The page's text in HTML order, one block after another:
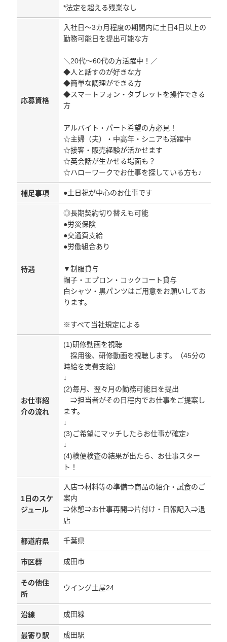
*法定を超える残業なし
応募資格
入社日～3カ月程度の期間内に土日4日以上の
勤務可能日を提出可能な方
＼20代～60代の方活躍中！／
◆人と話すのが好きな方
◆簡単な調理ができる方
◆スマートフォン・タブレットを操作できる
方
アルバイト・パート希望の方必見！
☆主婦（夫）・中高年・シニアも活躍中
☆接客・販売経験が活かせます
☆英会話が生かせる場面も？
☆ハローワークでお仕事を探している方も♪
補足事項 ●土日祝が中心のお仕事です
待遇
◎長期契約切り替えも可能
●労災保険
●交通費支給
●労働組合あり
▼制服貸与
帽子・エプロン・コックコート貸与
白シャツ・黒パンツはご用意をお願いしてお
ります。
※すべて当社規定による
お仕事紹
介の流れ
(1)研修動画を視聴
採用後、研修動画を視聴します。（45分の
時給を実費支給）
↓
(2)毎月、翌々月の勤務可能日を提出
⇒担当者がその日程内でお仕事をご提案し
ます。
↓
(3)ご希望にマッチしたらお仕事が確定♪
↓
(4)検便検査の結果が出たら、お仕事スター
ト！
1日のスケ
ジュール
入店⇒材料等の準備⇒商品の紹介・試食のご
案内
⇒休憩⇒お仕事再開⇒片付け・日報記入⇒退
店
都道府県 千葉県
市区群 成田市
その他住
所
ウイング土屋24
沿線 成田線
最寄り駅 成田駅